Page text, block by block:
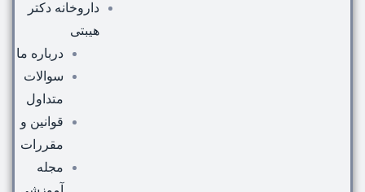
داروخانه دکتر
هیبتی
درباره ما
سوالات
متداول
قوانین و
مقررات
مجله